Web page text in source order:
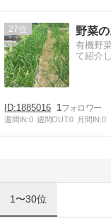
27 野菜
有機野
て紹介
1885016 1
週間IN:0 週間OUT:0 月間IN:0
1〜30位